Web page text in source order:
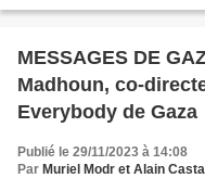
MESSAGES DE
Madhoun, co-
Everybody de Gaza
Publié le 29/11/2023 à 14:08
Par Muriel Modr et Alain